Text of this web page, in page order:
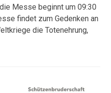
Messe beginnt um 09:30
findet zum Gedenken an
die Totenehrung,